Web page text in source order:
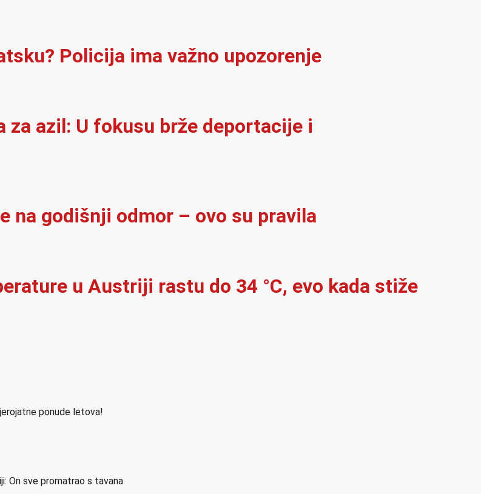
Policija ima važno upozorenje
za azil: U fokusu brže deportacije i
na godišnji odmor – ovo su pravila
u Austriji rastu do 34 °C, evo kada stiže
ponude letova!
On sve promatrao s tavana